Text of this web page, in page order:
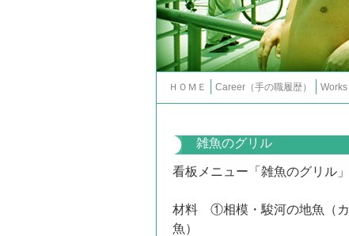
ＨＯＭＥ Career（手の職履歴） Works
雑魚のグリル
看板メニュー「雑魚のグリル」
材料 ①相模・駿河の地魚（カ
魚）